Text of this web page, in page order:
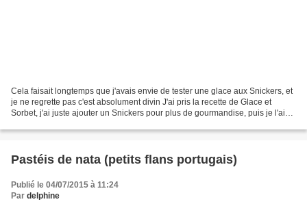
Cela faisait longtemps que j'avais envie de tester une glace aux Snickers, et
je ne regrette pas c'est absolument divin J'ai pris la recette de Glace et
Sorbet, j'ai juste ajouter un Snickers pour plus de gourmandise, puis je l'ai
Pastéis de nata (petits flans portugais)
Publié le 04/07/2015 à 11:24
Par delphine